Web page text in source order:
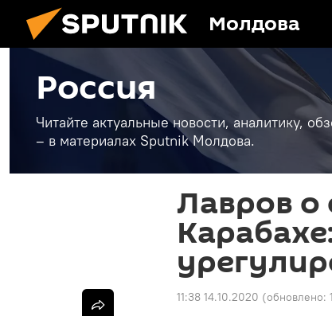
Молдова
Россия
Читайте актуальные новости, аналитику,
– в материалах Sputnik Молдова.
Лавров о
11:38 14.10.2020 (обновлено: